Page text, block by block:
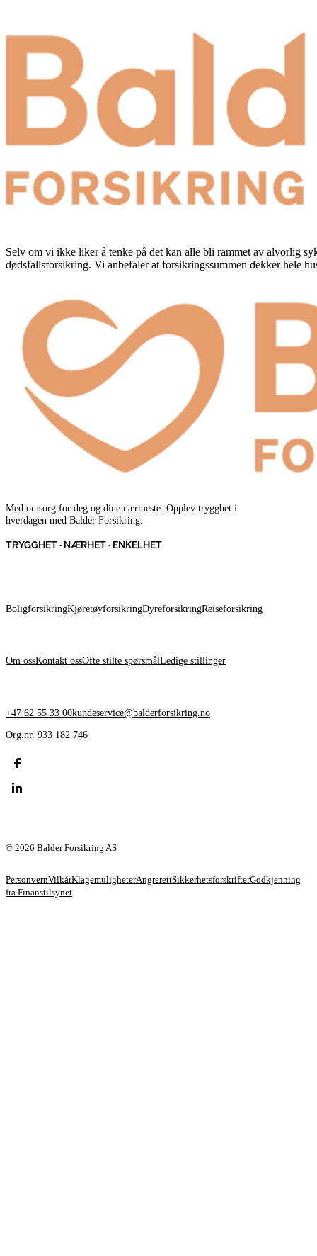
Selv om vi ikke liker å tenke på det kan alle bli rammet av alvorlig
dødsfallsforsikring. Vi anbefaler at forsikringssummen dekker hele
Med omsorg for deg og dine nærmeste. Opplev trygghet i
hverdagen med Balder Forsikring.
TRYGGHET · NÆRHET · ENKELHET
BoligforsikringKjøretøyforsikringDyreforsikringReiseforsikring
Om ossKontakt ossOfte stilte spørsmålLedige stillinger
+47 62 55 33 00kundeservice@balderforsikring.no
Org.nr. 933 182 746
© 2026 Balder Forsikring AS
PersonvernVilkårKlagemuligheterAngrerettSikkerhetsforskrifterGodkjenning
fra Finanstilsynet